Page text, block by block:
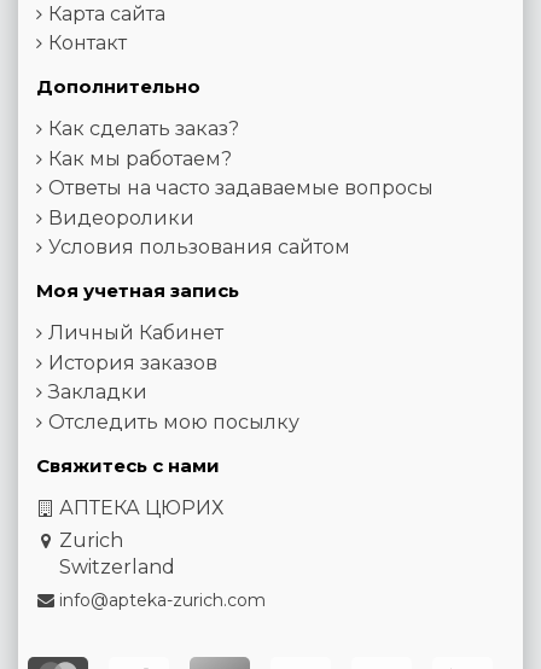
Карта сайта
Контакт
Дополнительно
Как сделать заказ?
Как мы работаем?
Ответы на часто задаваемые вопросы
Видеоролики
Условия пользования сайтом
Моя учетная запись
Личный Кабинет
История заказов
Закладки
Отследить мою посылку
Свяжитесь с нами
АПТЕКА ЦЮРИХ
Zurich
Switzerland
info@apteka-zurich.com